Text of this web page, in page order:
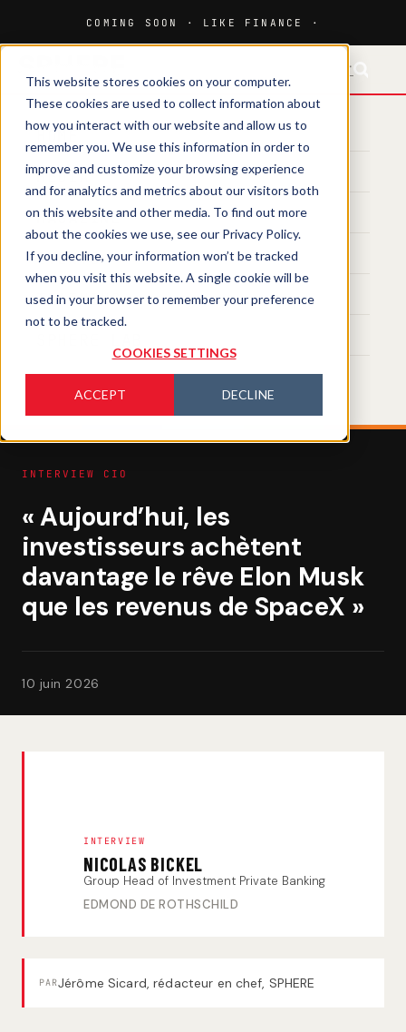
This website stores cookies on your computer.
These cookies are used to collect information about
how you interact with our website and allow us to
remember you. We use this information in order to
improve and customize your browsing experience
and for analytics and metrics about our visitors both
on this website and other media. To find out more
about the cookies we use, see our Privacy Policy.
If you decline, your information won’t be tracked
when you visit this website. A single cookie will be
used in your browser to remember your preference
not to be tracked.
COOKIES SETTINGS
ACCEPT DECLINE
HOME
MEDIA
MAGAZINE
EVENTS
TRAINING
INTERVIEW CIO
« Aujourd’hui, les
investisseurs achètent
davantage le rêve Elon Musk
que les revenus de SpaceX »
10 juin 2026
INTERVIEW
NICOLAS BICKEL
Group Head of Investment Private Banking
EDMOND DE ROTHSCHILD
PARJérôme Sicard, rédacteur en chef, SPHERE